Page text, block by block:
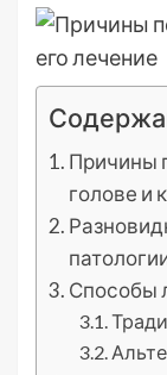
Причины
голове и
Способы